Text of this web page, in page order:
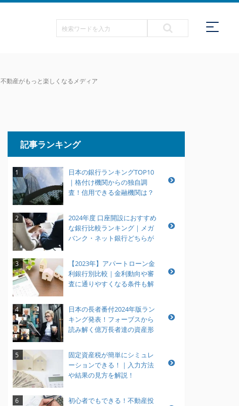
動産がもっと楽しくなるメディア
記事ランキング
1
日本の銀行ランキングTOP10
｜格付け機関からの独自調
査！信用できる金融機関は？
2
2024年度 口座開設におすすめ
な銀行比較ランキング｜メガ
バンク・ネット銀行どちらが
3
【2023年】アパートローン金
利銀行別比較｜金利動向や審
査に通りやすくなる条件も解
4
日本の長者番付2024年版ラン
キング発表！フォーブスから
読み解く億万長者達の資産形
5
固定資産税が簡単にシミュレ
ーションできる！｜入力方法
や結果の見方を解説！
6
初心者でもできる！不動産投